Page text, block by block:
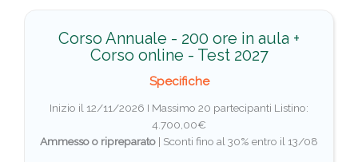
Corso Annuale - 200 ore in aula +
Corso online - Test 2027
Specifiche
Inizio il 12/11/2026 I Massimo 20 partecipanti Listino:
4.700,00€
Ammesso o ripreparato | Sconti fino al 30% entro il 13/08